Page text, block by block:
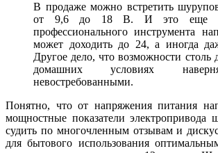
В продаже можно встретить
от 9,6 до 18 В. И это еще
профессионального инструмента
может доходить до 24, а иногда
Другое дело, что возможности столь
домашних условиях
невостребованными.
Понятно, что от напряжения питания
мощностные показатели электропривода
судить по многочленным отзывам и
для бытового использования